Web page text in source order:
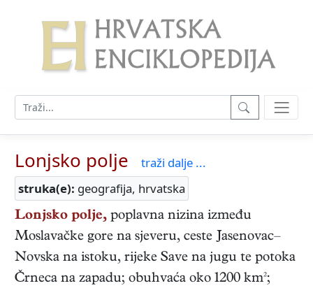
Lonjsko polje
traži dalje ...
struka(e): geografija, hrvatska
Lonjsko polje, poplavna nizina između
Moslavačke gore na sjeveru, ceste Jasenovac–
Novska na istoku, rijeke Save na jugu te potoka
Črneca na zapadu; obuhvaća oko 1200 km²;